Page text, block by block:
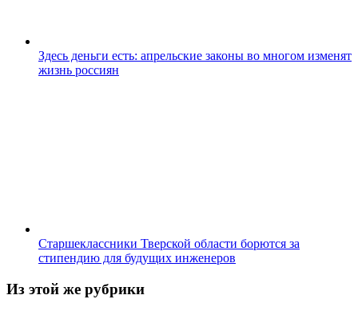
Здесь деньги есть: апрельские законы во многом изменят
жизнь россиян
Старшеклассники Тверской области борются за
стипендию для будущих инженеров
Из этой же рубрики